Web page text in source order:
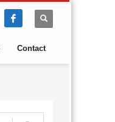
Contact